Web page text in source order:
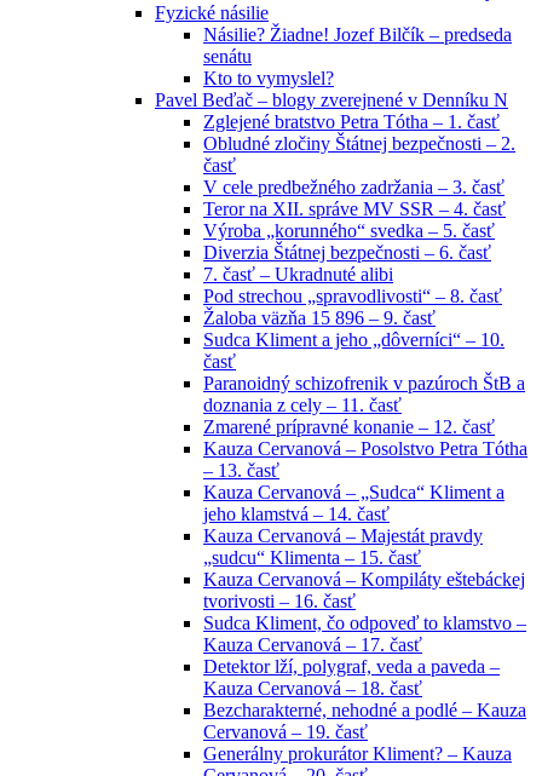
Fyzické násilie
Násilie? Žiadne! Jozef Bilčík – predseda
senátu
Kto to vymyslel?
Pavel Beďač – blogy zverejnené v Denníku N
Zglejené bratstvo Petra Tótha – 1. časť
Obludné zločiny Štátnej bezpečnosti – 2.
časť
V cele predbežného zadržania – 3. časť
Teror na XII. správe MV SSR – 4. časť
Výroba „korunného“ svedka – 5. časť
Diverzia Štátnej bezpečnosti – 6. časť
7. časť – Ukradnuté alibi
Pod strechou „spravodlivosti“ – 8. časť
Žaloba väzňa 15 896 – 9. časť
Sudca Kliment a jeho „dôverníci“ – 10.
časť
Paranoidný schizofrenik v pazúroch ŠtB a
doznania z cely – 11. časť
Zmarené prípravné konanie – 12. časť
Kauza Cervanová – Posolstvo Petra Tótha
– 13. časť
Kauza Cervanová – „Sudca“ Kliment a
jeho klamstvá – 14. časť
Kauza Cervanová – Majestát pravdy
„sudcu“ Klimenta – 15. časť
Kauza Cervanová – Kompiláty eštebáckej
tvorivosti – 16. časť
Sudca Kliment, čo odpoveď to klamstvo –
Kauza Cervanová – 17. časť
Detektor lží, polygraf, veda a paveda –
Kauza Cervanová – 18. časť
Bezcharakterné, nehodné a podlé – Kauza
Cervanová – 19. časť
Generálny prokurátor Kliment? – Kauza